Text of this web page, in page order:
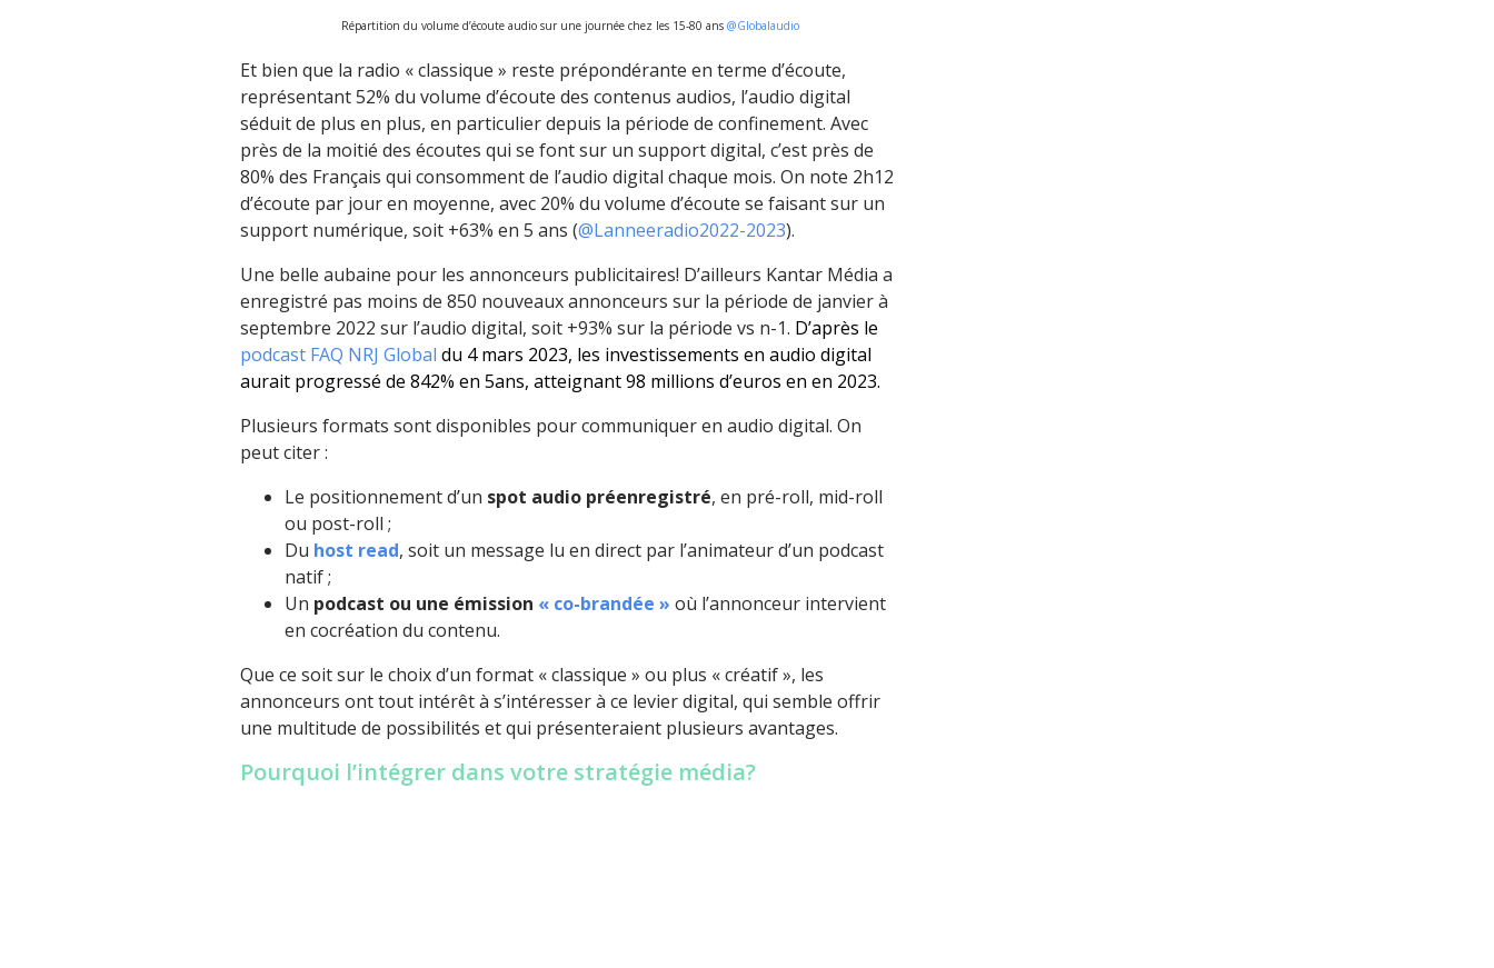
Répartition du volume d’écoute audio sur une journée chez les 15-80 ans @Globalaudio
Et bien que la radio « classique » reste prépondérante en terme d’écoute,
représentant 52% du volume d’écoute des contenus audios, l’audio digital
séduit de plus en plus, en particulier depuis la période de confinement. Avec
près de la moitié des écoutes qui se font sur un support digital, c’est près de
80% des Français qui consomment de l’audio digital chaque mois. On note 2h12
d’écoute par jour en moyenne, avec 20% du volume d’écoute se faisant sur un
support numérique, soit +63% en 5 ans (@Lanneeradio2022-2023).
Une belle aubaine pour les annonceurs publicitaires! D’ailleurs Kantar Média a
enregistré pas moins de 850 nouveaux annonceurs sur la période de janvier à
septembre 2022 sur l’audio digital, soit +93% sur la période vs n-1. D’après le
podcast FAQ NRJ Global du 4 mars 2023, les investissements en audio digital
aurait progressé de 842% en 5ans, atteignant 98 millions d’euros en en 2023.
Plusieurs formats sont disponibles pour communiquer en audio digital. On
peut citer :
Le positionnement d’un spot audio préenregistré, en pré-roll, mid-roll
ou post-roll ;
Du host read, soit un message lu en direct par l’animateur d’un podcast
natif ;
Un podcast ou une émission « co-brandée » où l’annonceur intervient
en cocréation du contenu.
Que ce soit sur le choix d’un format « classique » ou plus « créatif », les
annonceurs ont tout intérêt à s’intéresser à ce levier digital, qui semble offrir
une multitude de possibilités et qui présenteraient plusieurs avantages.
Pourquoi l’intégrer dans votre stratégie média?